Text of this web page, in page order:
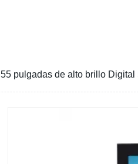
55 pulgadas de alto brillo Digital